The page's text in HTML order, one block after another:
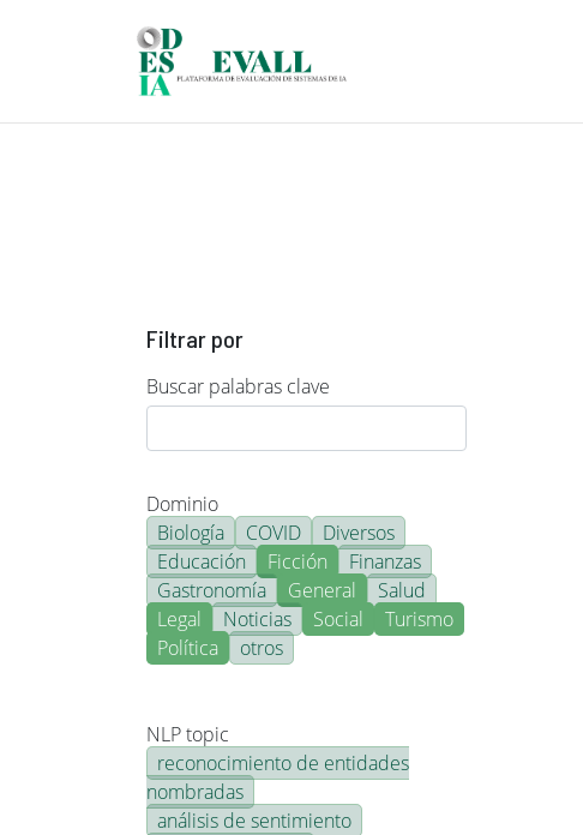
Filtrar por
Buscar palabras clave
Dominio
Biología
COVID
Diversos
Educación
Ficción
Finanzas
Gastronomía
General
Salud
Legal
Noticias Social
Turismo
Política
otros
NLP topic
reconocimiento de entidades
nombradas
análisis de sentimiento